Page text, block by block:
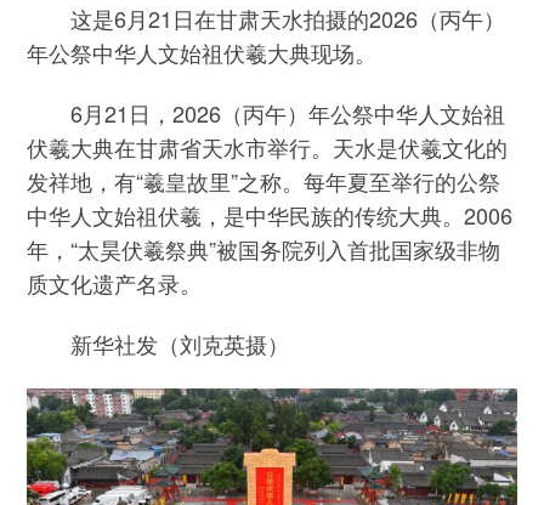
这是6月21日在甘肃天水拍摄的2026（丙午）
年公祭中华人文始祖伏羲大典现场。
6月21日，2026（丙午）年公祭中华人文始祖
伏羲大典在甘肃省天水市举行。天水是伏羲文化的
发祥地，有“羲皇故里”之称。每年夏至举行的公祭
中华人文始祖伏羲，是中华民族的传统大典。2006
年，“太昊伏羲祭典”被国务院列入首批国家级非物
质文化遗产名录。
新华社发（刘克英摄）